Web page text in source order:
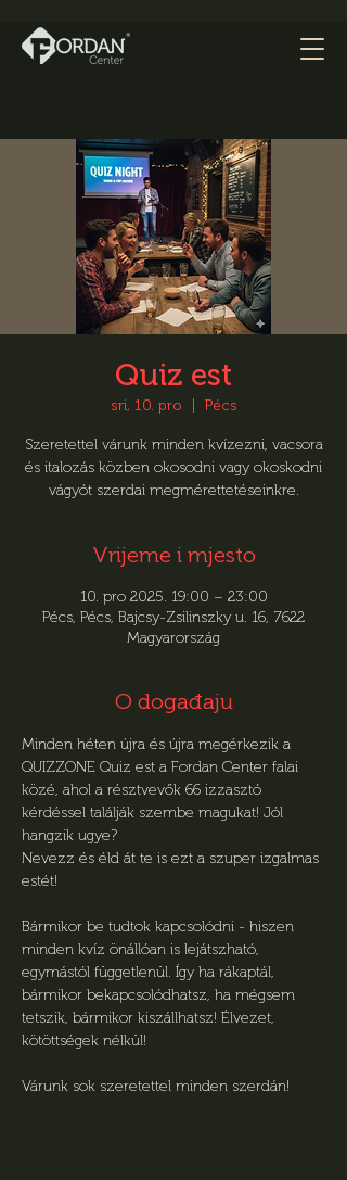
Quiz est
sri, 10. pro Pécs
Szeretettel várunk minden kvízezni, vacsora
és italozás közben okosodni vagy okoskodni
vágyót szerdai megmérettetéseinkre.
Vrijeme i mjesto
10. pro 2025. 19:00 – 23:00
Pécs, Pécs, Bajcsy-Zsilinszky u. 16, 7622
Magyarország
O događaju
Minden héten újra és újra megérkezik a
QUIZZONE Quiz est a Fordan Center falai
közé, ahol a résztvevők 66 izzasztó
kérdéssel találják szembe magukat! Jól
hangzik ugye?
Nevezz és éld át te is ezt a szuper izgalmas
estét!
Bármikor be tudtok kapcsolódni - hiszen
minden kvíz önállóan is lejátszható,
egymástól függetlenül. Így ha rákaptál,
bármikor bekapcsolódhatsz, ha mégsem
tetszik, bármikor kiszállhatsz! Élvezet,
kötöttségek nélkül!
Várunk sok szeretettel minden szerdán!